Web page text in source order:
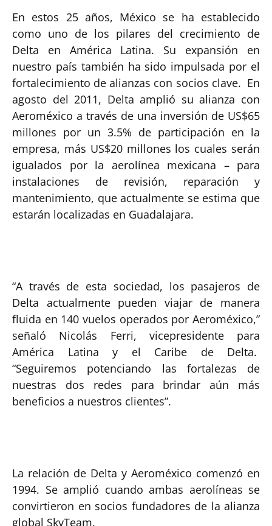
En estos 25 años, México se ha establecido
como uno de los pilares del crecimiento de
Delta en América Latina. Su expansión en
nuestro país también ha sido impulsada por el
fortalecimiento de alianzas con socios clave. En
agosto del 2011, Delta amplió su alianza con
Aeroméxico a través de una inversión de US$65
millones por un 3.5% de participación en la
empresa, más US$20 millones los cuales serán
igualados por la aerolínea mexicana – para
instalaciones de revisión, reparación y
mantenimiento, que actualmente se estima que
estarán localizadas en Guadalajara.
“A través de esta sociedad, los pasajeros de
Delta actualmente pueden viajar de manera
fluida en 140 vuelos operados por Aeroméxico,”
señaló Nicolás Ferri, vicepresidente para
América Latina y el Caribe de Delta.
“Seguiremos potenciando las fortalezas de
nuestras dos redes para brindar aún más
beneficios a nuestros clientes”.
La relación de Delta y Aeroméxico comenzó en
1994. Se amplió cuando ambas aerolíneas se
convirtieron en socios fundadores de la alianza
global SkyTeam.